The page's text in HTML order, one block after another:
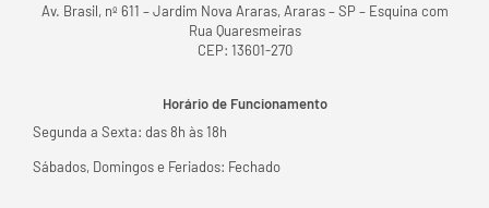
Av. Brasil, nº 611 – Jardim Nova Araras, Araras – SP – Esquina com
Rua Quaresmeiras
CEP: 13601-270
Horário de Funcionamento
Segunda a Sexta: das 8h às 18h
Sábados, Domingos e Feriados: Fechado